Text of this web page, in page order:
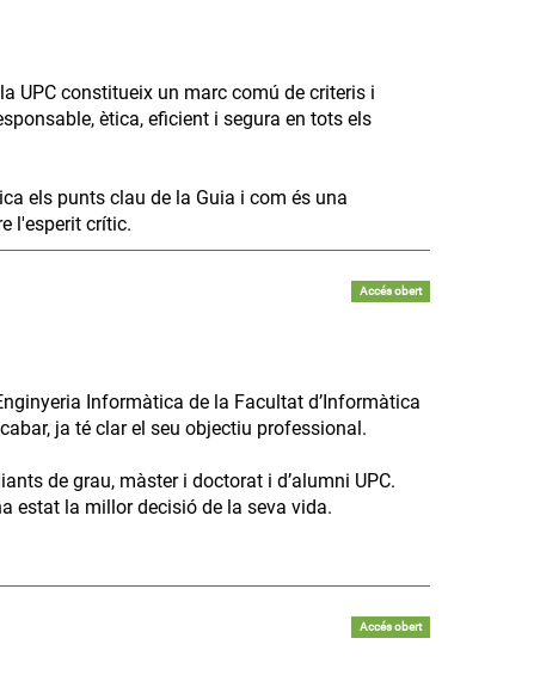
UPC constitueix un marc comú de criteris i
ètica, eficient i segura en tots els
els punts clau de la Guia i com és una
l'esperit crític.
Accés obert
Informàtica de la Facultat d’Informàtica
ja té clar el seu objectiu professional.
de grau, màster i doctorat i d’alumni UPC.
estat la millor decisió de la seva vida.
Accés obert